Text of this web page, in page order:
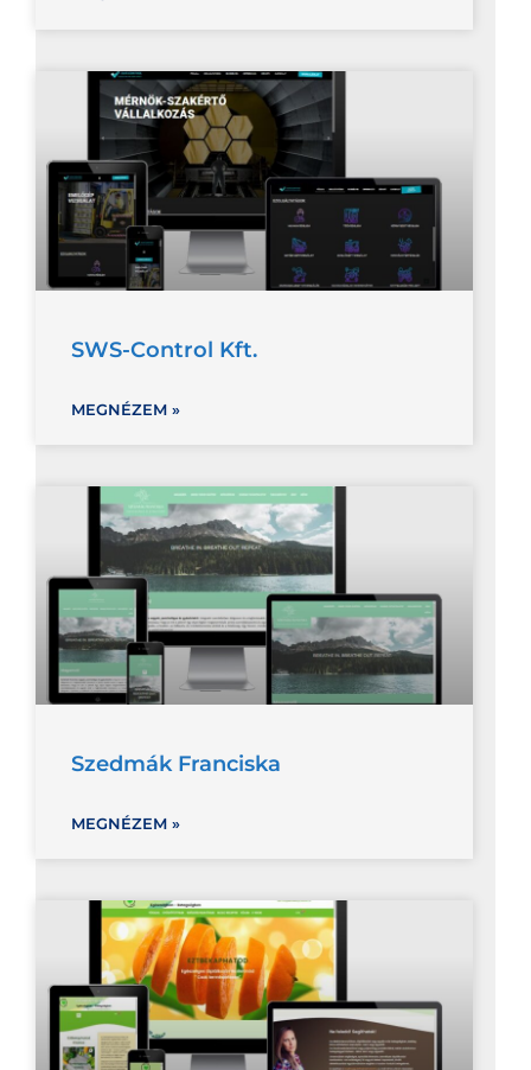
SWS-Control Kft.
MEGNÉZEM »
Szedmák Franciska
MEGNÉZEM »